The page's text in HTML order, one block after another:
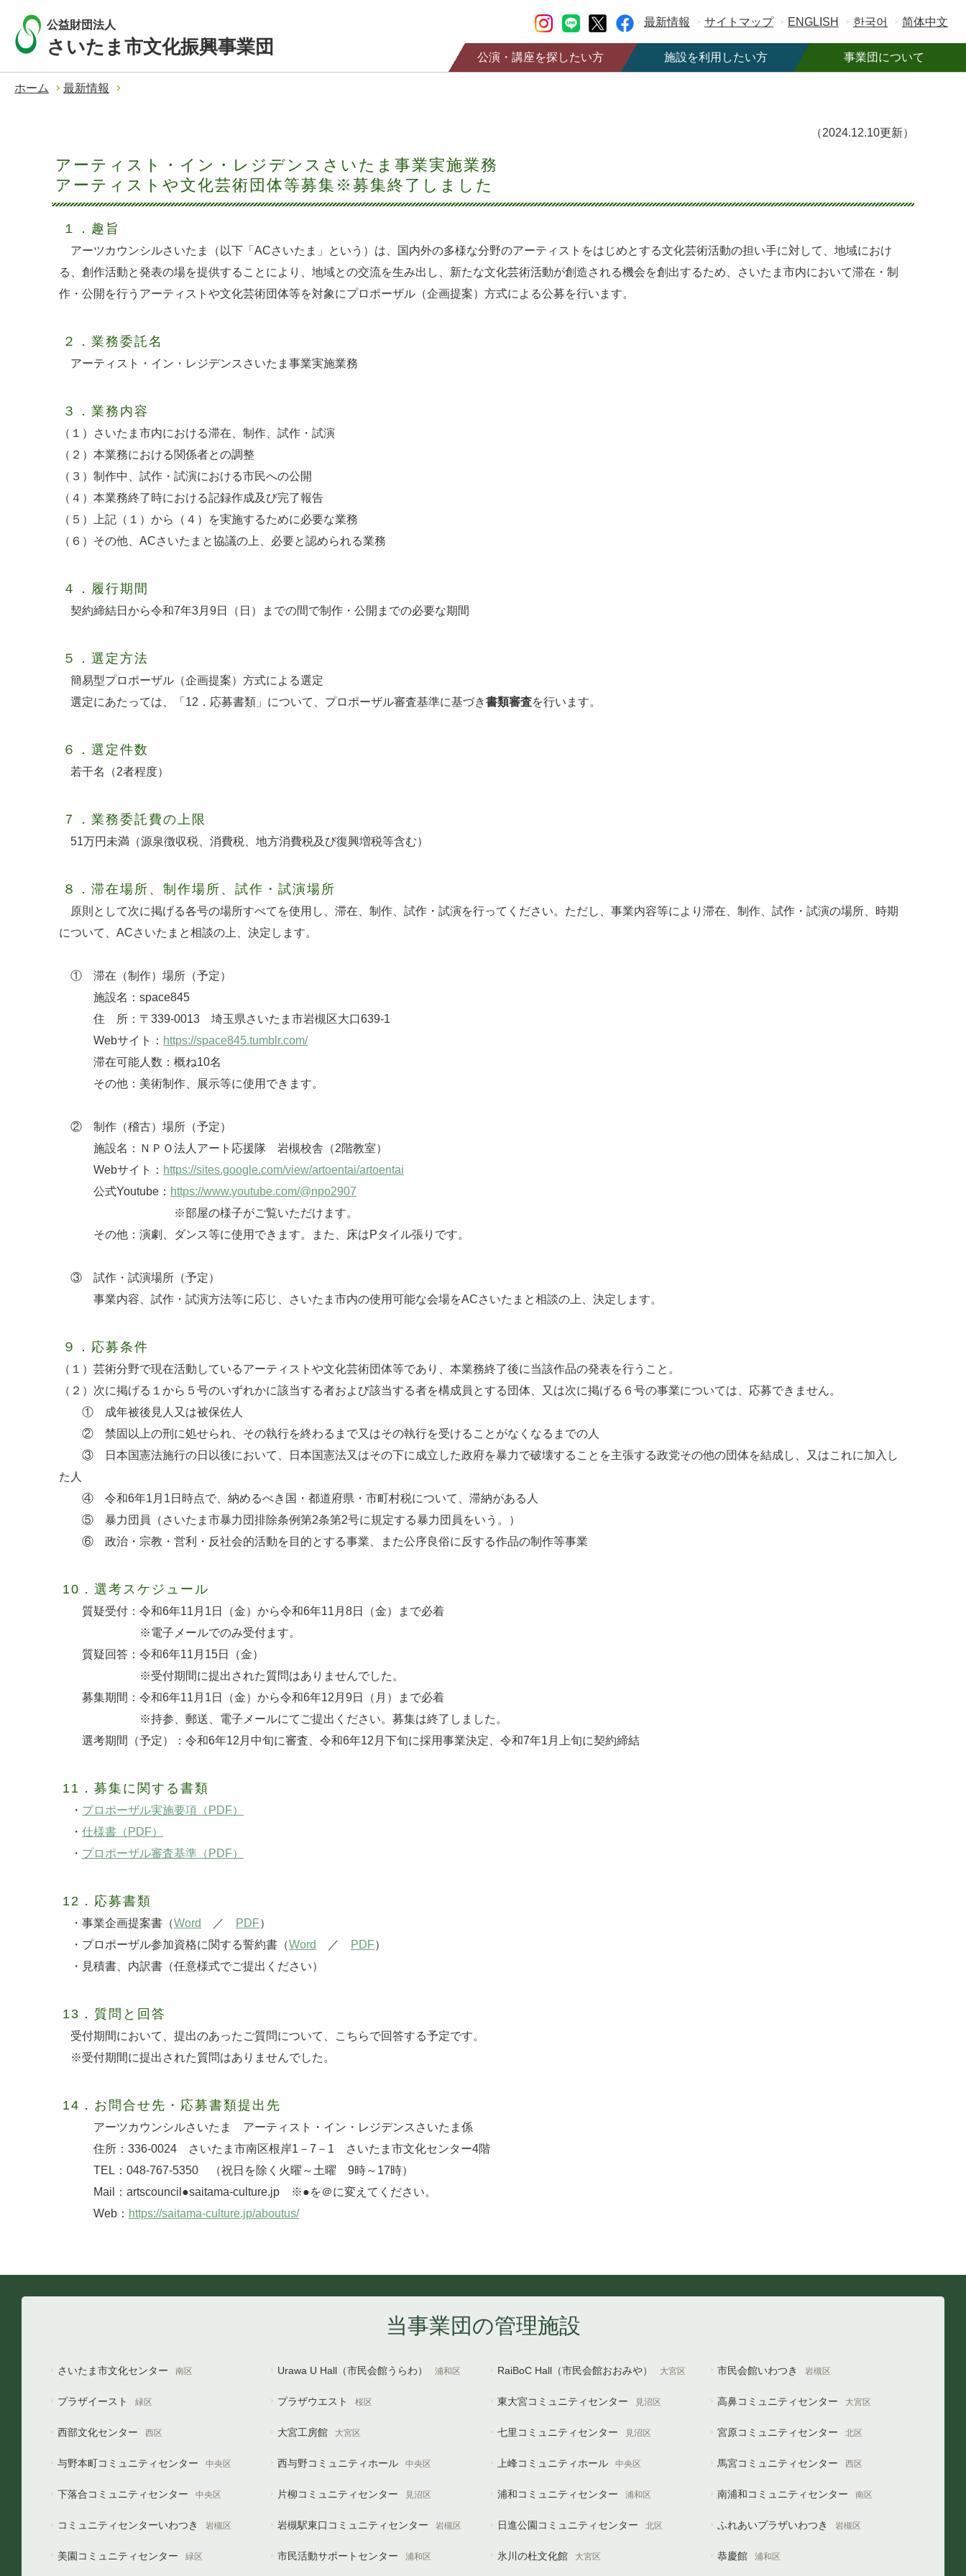
公益財団法人
さいたま市文化振興事業団 公演・講座を探したい方
情報誌SaCLa
SaCLa友の会
施設を利用したい方
公共予約システム
事業団について
広告募集
最新情報 サイトマップ ENGLISH 한국어 简体中文
ホーム 最新情報
（2024.12.10更新）
アーティスト・イン・レジデンスさいたま事業実施業務
アーティストや文化芸術団体等募集※募集終了しました
１．趣旨
アーツカウンシルさいたま（以下「ACさいたま」という）は、国内外の多様な分野のアーティストをはじめとする文化芸術活動の担い手に対して、地域におけ
る、創作活動と発表の場を提供することにより、地域との交流を生み出し、新たな文化芸術活動が創造される機会を創出するため、さいたま市内において滞在・制
作・公開を行うアーティストや文化芸術団体等を対象にプロポーザル（企画提案）方式による公募を行います。
２．業務委託名
アーティスト・イン・レジデンスさいたま事業実施業務
３．業務内容
（１）さいたま市内における滞在、制作、試作・試演
（２）本業務における関係者との調整
（３）制作中、試作・試演における市民への公開
（４）本業務終了時における記録作成及び完了報告
（５）上記（１）から（４）を実施するために必要な業務
（６）その他、ACさいたまと協議の上、必要と認められる業務
４．履行期間
契約締結日から令和7年3月9日（日）までの間で制作・公開までの必要な期間
５．選定方法
簡易型プロポーザル（企画提案）方式による選定
選定にあたっては、「12．応募書類」について、プロポーザル審査基準に基づき書類審査を行います。
６．選定件数
若干名（2者程度）
７．業務委託費の上限
51万円未満（源泉徴収税、消費税、地方消費税及び復興増税等含む）
８．滞在場所、制作場所、試作・試演場所
原則として次に掲げる各号の場所すべてを使用し、滞在、制作、試作・試演を行ってください。ただし、事業内容等により滞在、制作、試作・試演の場所、時期
について、ACさいたまと相談の上、決定します。
① 滞在（制作）場所（予定）
施設名：space845
住 所：〒339-0013 埼玉県さいたま市岩槻区大口639-1
Webサイト： https://space845.tumblr.com/
滞在可能人数：概ね10名
その他：美術制作、展示等に使用できます。
② 制作（稽古）場所（予定）
施設名：ＮＰＯ法人アート応援隊 岩槻校舎（2階教室）
Webサイト： https://sites.google.com/view/artoentai/artoentai
公式Youtube： https://www.youtube.com/@npo2907
※部屋の様子がご覧いただけます。
その他：演劇、ダンス等に使用できます。また、床はPタイル張りです。
③ 試作・試演場所（予定）
事業内容、試作・試演方法等に応じ、さいたま市内の使用可能な会場をACさいたまと相談の上、決定します。
９．応募条件
（１）芸術分野で現在活動しているアーティストや文化芸術団体等であり、本業務終了後に当該作品の発表を行うこと。
（２）次に掲げる１から５号のいずれかに該当する者および該当する者を構成員とする団体、又は次に掲げる６号の事業については、応募できません。
① 成年被後見人又は被保佐人
② 禁固以上の刑に処せられ、その執行を終わるまで又はその執行を受けることがなくなるまでの人
③ 日本国憲法施行の日以後において、日本国憲法又はその下に成立した政府を暴力で破壊することを主張する政党その他の団体を結成し、又はこれに加入し
た人
④ 令和6年1月1日時点で、納めるべき国・都道府県・市町村税について、滞納がある人
⑤ 暴力団員（さいたま市暴力団排除条例第2条第2号に規定する暴力団員をいう。）
⑥ 政治・宗教・営利・反社会的活動を目的とする事業、また公序良俗に反する作品の制作等事業
10．選考スケジュール
質疑受付：令和6年11月1日（金）から令和6年11月8日（金）まで必着
※電子メールでのみ受付ます。
質疑回答：令和6年11月15日（金）
※受付期間に提出された質問はありませんでした。
募集期間：令和6年11月1日（金）から令和6年12月9日（月）まで必着
※持参、郵送、電子メールにてご提出ください。募集は終了しました。
選考期間（予定）：令和6年12月中旬に審査、令和6年12月下旬に採用事業決定、令和7年1月上旬に契約締結
11．募集に関する書類
・ プロポーザル実施要項（PDF）
・ 仕様書（PDF）
・ プロポーザル審査基準（PDF）
12．応募書類
・事業企画提案書（Word ／ PDF）
・プロポーザル参加資格に関する誓約書（Word ／ PDF）
・見積書、内訳書（任意様式でご提出ください）
13．質問と回答
受付期間において、提出のあったご質問について、こちらで回答する予定です。
※受付期間に提出された質問はありませんでした。
14．お問合せ先・応募書類提出先
アーツカウンシルさいたま アーティスト・イン・レジデンスさいたま係
住所：336-0024 さいたま市南区根岸1－7－1 さいたま市文化センター4階
TEL：048-767-5350 （祝日を除く火曜～土曜 9時～17時）
Mail：artscouncil●saitama-culture.jp ※●を＠に変えてください。
Web： https://saitama-culture.jp/aboutus/
当事業団の管理施設
さいたま市文化センター 南区 Urawa U Hall（市民会館うらわ） 浦和区 RaiBoC Hall（市民会館おおみや） 大宮区 市民会館いわつき 岩槻区
プラザイースト 緑区 プラザウエスト 桜区 東大宮コミュニティセンター 見沼区 高鼻コミュニティセンター 大宮区
西部文化センター 西区 大宮工房館 大宮区 七里コミュニティセンター 見沼区 宮原コミュニティセンター 北区
与野本町コミュニティセンター 中央区 西与野コミュニティホール 中央区 上峰コミュニティホール 中央区 馬宮コミュニティセンター 西区
下落合コミュニティセンター 中央区 片柳コミュニティセンター 見沼区 浦和コミュニティセンター 浦和区 南浦和コミュニティセンター 南区
コミュニティセンターいわつき 岩槻区 岩槻駅東口コミュニティセンター 岩槻区 日進公園コミュニティセンター 北区 ふれあいプラザいわつき 岩槻区
美園コミュニティセンター 緑区 市民活動サポートセンター 浦和区 氷川の杜文化館 大宮区 恭慶館 浦和区